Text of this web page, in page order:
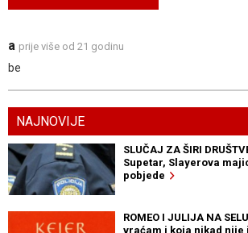
a prije više od 21 godinu
be
NAJNOVIJE
SLUČAJ ZA ŠIRI
Supetar, Slayerova
pobjede
ROMEO I JULIJA NA
vraćam i koja nikad